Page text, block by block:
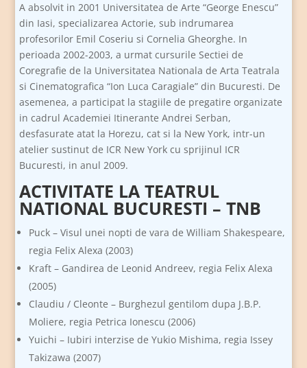
A absolvit in 2001 Universitatea de Arte “George Enescu”
din Iasi, specializarea Actorie, sub indrumarea
profesorilor Emil Coseriu si Cornelia Gheorghe. In
perioada 2002-2003, a urmat cursurile Sectiei de
Coregrafie de la Universitatea Nationala de Arta Teatrala
si Cinematografica “Ion Luca Caragiale” din Bucuresti. De
asemenea, a participat la stagiile de pregatire organizate
in cadrul Academiei Itinerante Andrei Serban,
desfasurate atat la Horezu, cat si la New York, intr-un
atelier sustinut de ICR New York cu sprijinul ICR
Bucuresti, in anul 2009.
ACTIVITATE LA TEATRUL
NATIONAL BUCURESTI – TNB
Puck – Visul unei nopti de vara de William Shakespeare,
regia Felix Alexa (2003)
Kraft – Gandirea de Leonid Andreev, regia Felix Alexa
(2005)
Claudiu / Cleonte – Burghezul gentilom dupa J.B.P.
Moliere, regia Petrica Ionescu (2006)
Yuichi – Iubiri interzise de Yukio Mishima, regia Issey
Takizawa (2007)